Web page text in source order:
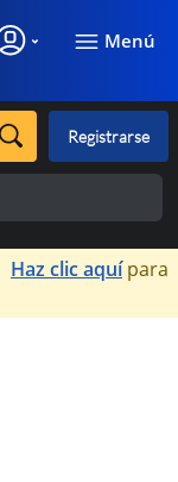
Menú
Registrarse
×
Haz clic aquípara